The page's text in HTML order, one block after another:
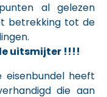
al gelezen
betrekking tot de
uitsmijter !!!!
heeft
die aan